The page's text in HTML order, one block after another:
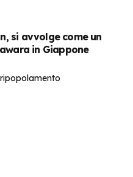
si avvolge come un
in Giappone